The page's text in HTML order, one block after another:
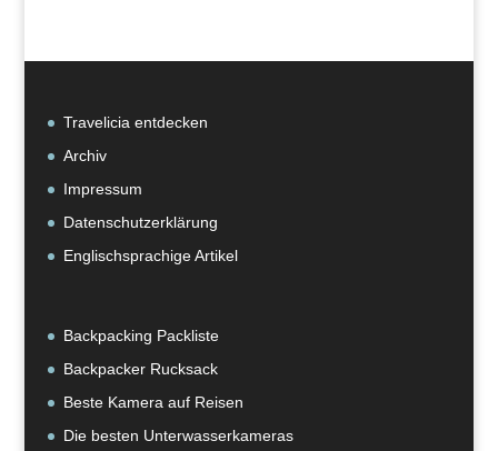
Travelicia entdecken
Archiv
Impressum
Datenschutzerklärung
Englischsprachige Artikel
Backpacking Packliste
Backpacker Rucksack
Beste Kamera auf Reisen
Die besten Unterwasserkameras